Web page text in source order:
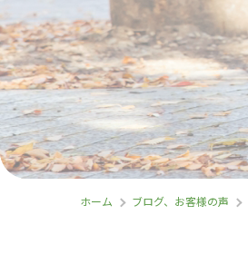
ホーム ブログ、お客様の声